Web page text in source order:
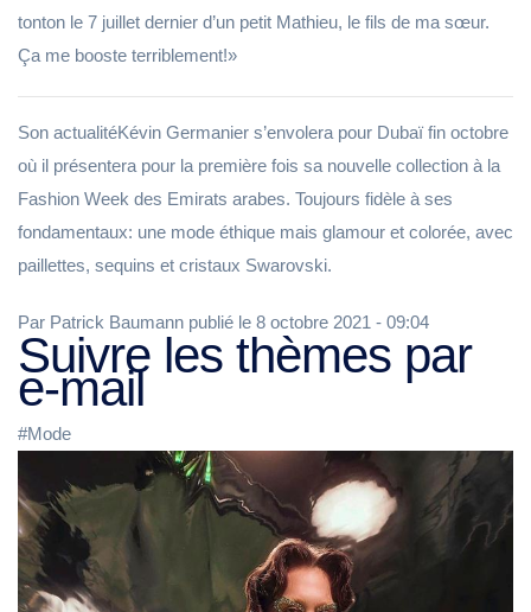
tonton le 7 juillet dernier d’un petit Mathieu, le fils de ma sœur.
Ça me booste terriblement!»
Son actualitéKévin Germanier s’envolera pour Dubaï fin octobre
où il présentera pour la première fois sa nouvelle collection à la
Fashion Week des Emirats arabes. Toujours fidèle à ses
fondamentaux: une mode éthique mais glamour et colorée, avec
paillettes, sequins et cristaux Swarovski.
Par Patrick Baumann publié le 8 octobre 2021 - 09:04
Suivre les thèmes par
e-mail
#Mode